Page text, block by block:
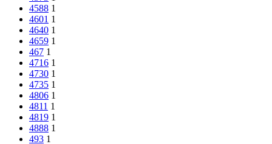
4588 1
4601 1
4640 1
4659 1
467 1
4716 1
4730 1
4735 1
4806 1
4811 1
4819 1
4888 1
493 1